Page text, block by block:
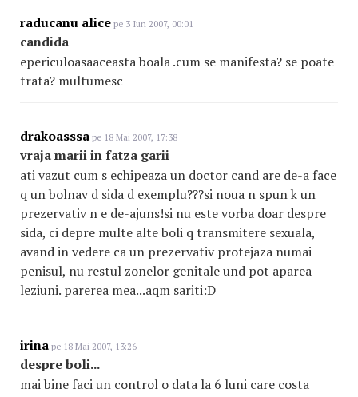
raducanu alice pe 3 Iun 2007, 00:01
candida
epericuloasaaceasta boala .cum se manifesta? se poate
trata? multumesc
drakoasssa pe 18 Mai 2007, 17:38
vraja marii in fatza garii
ati vazut cum s echipeaza un doctor cand are de-a face
q un bolnav d sida d exemplu???si noua n spun k un
prezervativ n e de-ajuns!si nu este vorba doar despre
sida, ci depre multe alte boli q transmitere sexuala,
avand in vedere ca un prezervativ protejaza numai
penisul, nu restul zonelor genitale und pot aparea
leziuni. parerea mea...aqm sariti:D
irina pe 18 Mai 2007, 13:26
despre boli...
mai bine faci un control o data la 6 luni care costa